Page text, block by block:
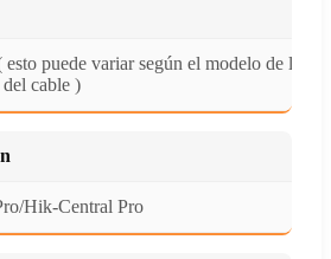
puede variar según el modelo de la
del cable )
Hik-Central Pro